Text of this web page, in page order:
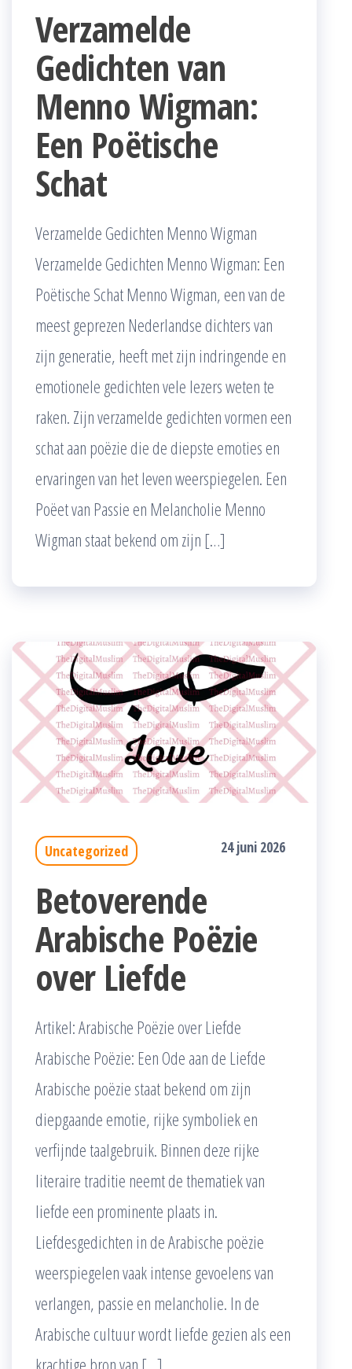
Verzamelde
Gedichten van
Menno Wigman:
Een Poëtische
Schat
Verzamelde Gedichten Menno Wigman
Verzamelde Gedichten Menno Wigman: Een
Poëtische Schat Menno Wigman, een van de
meest geprezen Nederlandse dichters van
zijn generatie, heeft met zijn indringende en
emotionele gedichten vele lezers weten te
raken. Zijn verzamelde gedichten vormen een
schat aan poëzie die de diepste emoties en
ervaringen van het leven weerspiegelen. Een
Poëet van Passie en Melancholie Menno
Wigman staat bekend om zijn […]
Uncategorized 24 juni 2026
Betoverende
Arabische Poëzie
over Liefde
Artikel: Arabische Poëzie over Liefde
Arabische Poëzie: Een Ode aan de Liefde
Arabische poëzie staat bekend om zijn
diepgaande emotie, rijke symboliek en
verfijnde taalgebruik. Binnen deze rijke
literaire traditie neemt de thematiek van
liefde een prominente plaats in.
Liefdesgedichten in de Arabische poëzie
weerspiegelen vaak intense gevoelens van
verlangen, passie en melancholie. In de
Arabische cultuur wordt liefde gezien als een
krachtige bron van […]